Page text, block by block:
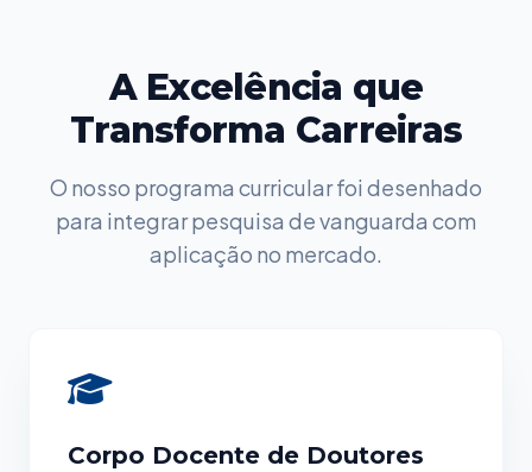
A Excelência que
Transforma Carreiras
O nosso programa curricular foi desenhado
para integrar pesquisa de vanguarda com
aplicação no mercado.
Corpo Docente de Doutores